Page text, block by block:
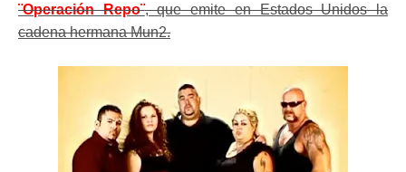
¨Operación Repo¨, que emite en Estados Unidos la
cadena hermana Mun2.